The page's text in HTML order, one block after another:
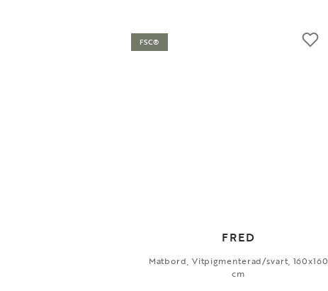
FRED
Matbord, Vitpigmenterad/svart, 160x160
cm
FSC®